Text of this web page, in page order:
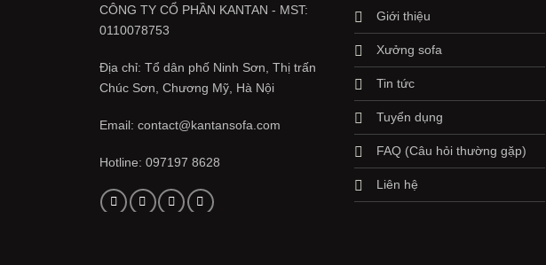
CÔNG TY CỔ PHẦN KANTAN - MST:
0110078753
Địa chỉ: Tổ dân phố Ninh Sơn, Thị trấn
Chúc Sơn, Chương Mỹ, Hà Nội
Email: contact@kantansofa.com
Hotline: 097197 8628
Giới thiệu
Xưởng sofa
Tin tức
Tuyển dụng
FAQ (Câu hỏi thường gặp)
Liên hệ